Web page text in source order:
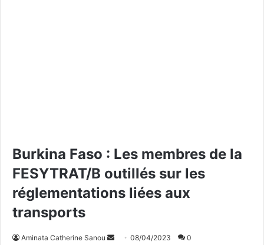
Burkina Faso : Les membres de la
FESYTRAT/B outillés sur les
réglementations liées aux
transports
Aminata Catherine Sanou 08/04/2023 0